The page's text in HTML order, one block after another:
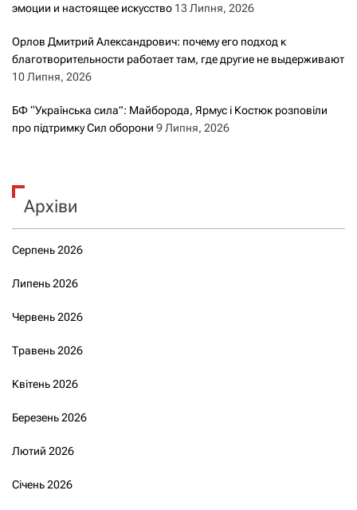
эмоции и настоящее искусство 13 Липня, 2026
Орлов Дмитрий Александрович: почему его подход к
благотворительности работает там, где другие не выдерживают
10 Липня, 2026
БФ “Українська сила”: Майборода, Ярмус і Костюк розповіли
про підтримку Сил оборони 9 Липня, 2026
Архіви
Серпень 2026
Липень 2026
Червень 2026
Травень 2026
Квітень 2026
Березень 2026
Лютий 2026
Січень 2026